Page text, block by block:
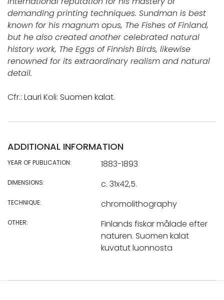
demanding printing techniques. Sundman is best
known for his magnum opus, The Fishes of Finland,
but he also created another celebrated natural
history work, The Eggs of Finnish Birds, likewise
renowned for its extraordinary realism and natural
detail.
Cfr.: Lauri Koli: Suomen kalat.
ADDITIONAL INFORMATION
YEAR OF PUBLICATION: 1883-1893
DIMENSIONS: c. 31x42,5.
TECHNIQUE: chromolithography
OTHER:
Finlands fiskar målade efter
naturen. Suomen kalat
kuvatut luonnosta